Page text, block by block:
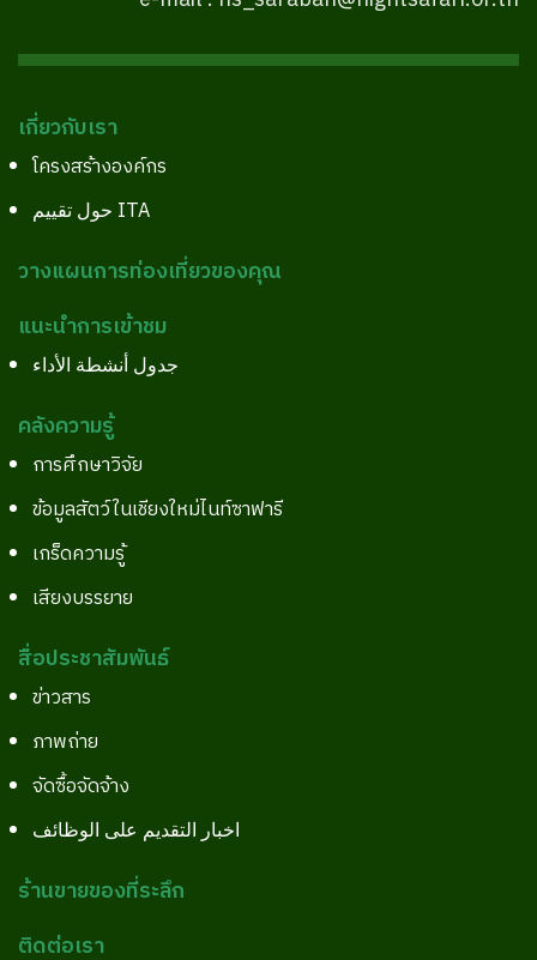
เกี่ยวกับเรา
โครงสร้างองค์กร
حول تقييم ITA
วางแผนการท่องเที่ยวของคุณ
แนะนำการเข้าชม
جدول أنشطة الأداء
คลังความรู้
การศึกษาวิจัย
ข้อมูลสัตว์ในเชียงใหม่ไนท์ซาฟารี
เกร็ดความรู้
เสียงบรรยาย
สื่อประชาสัมพันธ์
ข่าวสาร
ภาพถ่าย
จัดซื้อจัดจ้าง
اخبار التقديم على الوظائف
ร้านขายของที่ระลึก
ติดต่อเรา